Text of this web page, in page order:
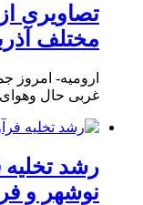
تصاویری
مختلف
ارومیه- امروز
غربی حال
رشد تخلیه
نوشهر و